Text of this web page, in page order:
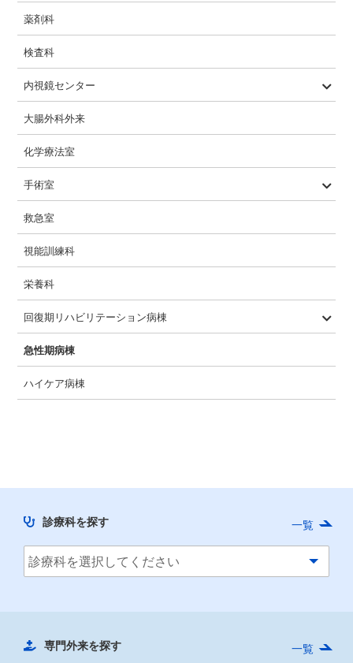
薬剤科
検査科
内視鏡センター
大腸外科外来
化学療法室
手術室
救急室
視能訓練科
栄養科
回復期リハビリテーション病棟
概要
入院相談
入院から退院までの流れ
1日の流れ
特色
疾患構造
急性期病棟
ハイケア病棟
診療科を探す 一覧
専門外来を探す 一覧